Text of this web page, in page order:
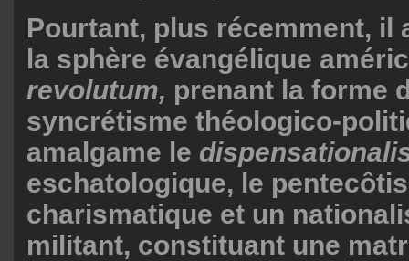
Pourtant, plus récemment, il
la sphère évangélique
revolutum, prenant la forme
syncrétisme théologico-
amalgame le
eschatologique, le
charismatique et un
militant, constituant une